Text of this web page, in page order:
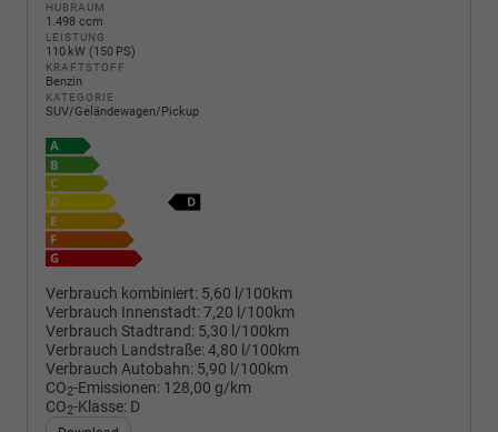
HUBRAUM
1.498 ccm
LEISTUNG
110 kW (150 PS)
KRAFTSTOFF
Benzin
KATEGORIE
SUV/Geländewagen/Pickup
Verbrauch kombiniert: 5,60 l/100km
Verbrauch Innenstadt:7,20 l/100km
Verbrauch Stadtrand: 5,30 l/100km
Verbrauch Landstraße:4,80 l/100km
Verbrauch Autobahn: 5,90 l/100km
CO2-Emissionen: 128,00 g/km
CO2-Klasse: D